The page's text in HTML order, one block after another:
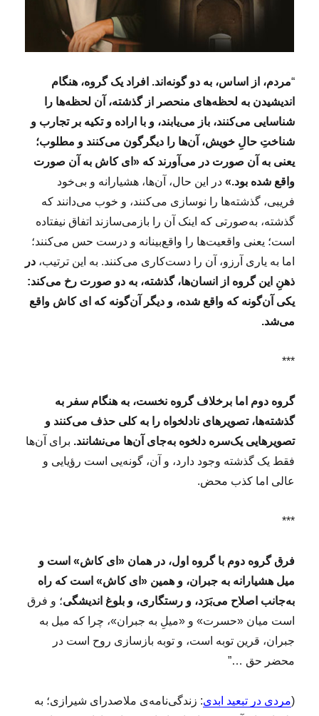
۶
)
چ
ر
ک
ا
ک
ن
ا
ن
و
ب
س
ا
ر
ک
ی‌
“مردم، از اساس، به دو گونه‌اند. افراد یک گروه، هنگام
اندیشیدن به لحظه‌های منحصر از گذشته، آن لحظه‌ها را
شناسایی می‌کنند، باز می‌یابند، و با اراده و تکیه بر تجارب و
شناختِ حالِ خویش، آن‌ها را دیگرگون می‌کنند و مطلوب؛
یعنی به آن صورت در می‌‌آورند که «ای کاش به آن صورت
واقع شده بود.» در این حال، آن‌ها، هشیارانه و بی‌خود
فریبی، گذشته‌ها را نوسازی می‌کنند، و خوب می‌دانند که
گذشته، به‌صورتی که اینک آن را بازمی‌سازند اتفاق نیفتاده
است؛ یعنی واقعیت‌ها را واقع‌بینانه و درست حس می‌کنند؛
اما به یاری آرزو، آن را دست‌کاری می‌کنند. به این ترتیب،در
ذهنِ این گروه از انسان‌ها، گذشته، به دو صورت رخ می‌‌کند:
یکی آن‌گونه که واقع شده، و دیگر آن‌گونه که ای کاش واقع
می‌شد.
***
گروه دوم اما برخلاف گروه نخست، به هنگام سفر به
گذشته‌ها، تصویرهای نادلخواه را به کلی حذف می‌کنند و
تصویرهایی یک‌سره دلخوه به‌جای آن‌ها می‌نشانند. برای آن‌ها
فقط یک گذشته وجود دارد، و آن، گونه‌یی است رؤیایی و
عالی اما کذب محض.
***
فرق گروه دوم با گروه اول، در همان «ای کاش» است و
میل هشیارانه به جبران، و همین «ای کاش» است که راه
به‌جانب اصلاح می‌بَرَد، و رستگاری، و بلوغ اندیشگی؛ و فرق
است میان «حسرت» و «میلِ به جبران»، چرا که میل به
جبران، قرین توبه است، و توبه بازسازی روح است در
محضر حق …”
(مردی در تبعید ابدی: زندگی‌نامه‌ی ملاصدرای شیرازی؛ به